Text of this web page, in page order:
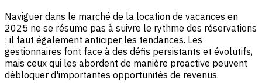
Naviguer dans le marché de la location de vacances en
2025 ne se résume pas à suivre le rythme des réservations
; il faut également anticiper les tendances. Les
gestionnaires font face à des défis persistants et évolutifs,
mais ceux qui les abordent de manière proactive peuvent
débloquer d'importantes opportunités de revenus.